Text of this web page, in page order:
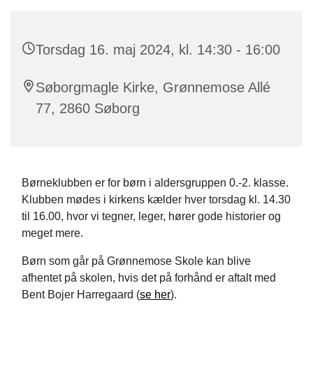
Torsdag 16. maj 2024, kl. 14:30 - 16:00
Søborgmagle Kirke, Grønnemose Allé
77, 2860 Søborg
Børneklubben er for børn i aldersgruppen 0.-2. klasse.
Klubben mødes i kirkens kælder hver torsdag kl. 14.30
til 16.00, hvor vi tegner, leger, hører gode historier og
meget mere.
Børn som går på Grønnemose Skole kan blive
afhentet på skolen, hvis det på forhånd er aftalt med
Bent Bojer Harregaard (se her).